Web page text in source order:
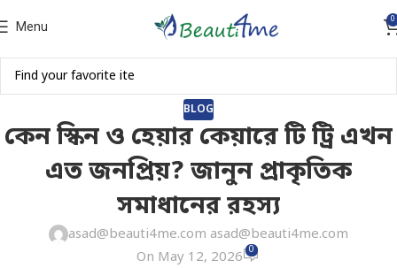
Menu 0
BLOG
কেন স্কিন ও হেয়ার কেয়ারে টি ট্রি এখন
এত জনপ্রিয়? জানুন প্রাকৃতিক
সমাধানের রহস্য
asad@beauti4me.com asad@beauti4me.com
On May 12, 2026
0